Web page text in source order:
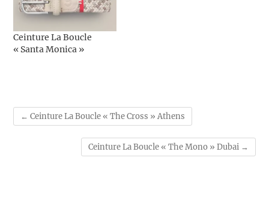
Ceinture La Boucle
« Santa Monica »
← Ceinture La Boucle « The Cross » Athens
Ceinture La Boucle « The Mono » Dubai →